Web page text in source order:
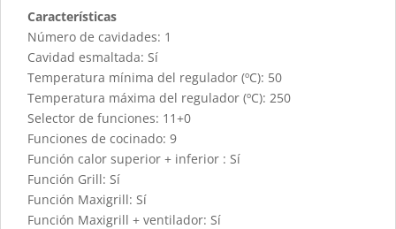
Características
Número de cavidades: 1
Cavidad esmaltada: Sí
Temperatura mínima del regulador (ºC): 50
Temperatura máxima del regulador (ºC): 250
Selector de funciones: 11+0
Funciones de cocinado: 9
Función calor superior + inferior : Sí
Función Grill: Sí
Función Maxigrill: Sí
Función Maxigrill + ventilador: Sí